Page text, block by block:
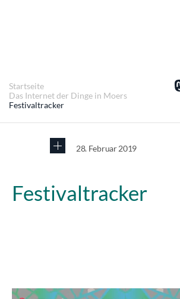
Startseite
Das Internet der Dinge in Moers
Festivaltracker
28. Februar 2019
Festivaltracker